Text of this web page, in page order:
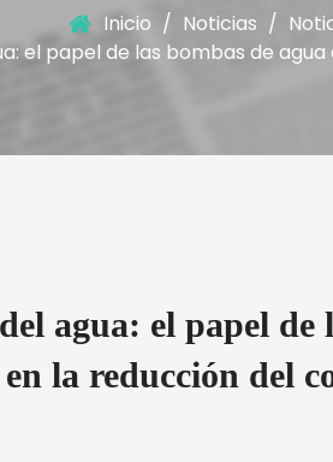
Inicio / Noticias /
el papel de las bombas de
agua: el papel de
la reducción del